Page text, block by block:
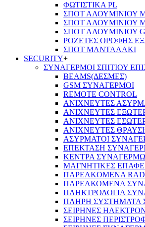
ΦΩΤΙΣΤΙΚΑ PL
ΣΠΟΤ ΑΛΟΥΜΙΝΙΟΥ
ΣΠΟΤ ΑΛΟΥΜΙΝΙΟΥ
ΣΠΟΤ ΑΛΟΥΜΙΝΙΟΥ
ΡΟΖΕΤΕΣ ΟΡΟΦΗΣ
ΣΠΟΤ ΜΑΝΤΑΛΑΚΙ
SECURITY+
ΣΥΝΑΓΕΡΜΟΙ ΣΠΙΤΙΟΥ
BEAMS(ΔΕΣΜΕΣ)
GSM ΣΥΝΑΓΕΡΜΟΙ
REMOTE CONTROL
ΑΝΙΧΝΕΥΤΕΣ
ΑΝΙΧΝΕΥΤΕΣ
ΑΝΙΧΝΕΥΤΕΣ
ΑΝΙΧΝΕΥΤΕΣ
ΑΣΥΡΜΑΤΟΙ
ΕΠΕΚΤΑΣΗ
ΚΕΝΤΡΑ
ΜΑΓΝΗΤΙΚΕΣ
ΠΑΡΕΛΚOΜΕΝΑ
ΠΑΡΕΛΚΟΜΕΝΑ
ΠΛΗΚΤΡΟΛΟΓΙΑ
ΠΛΗΡΗ ΣΥΣΤΗΜΑΤΑ
ΣΕΙΡΗΝΕΣ
ΣΕΙΡΗΝΕΣ